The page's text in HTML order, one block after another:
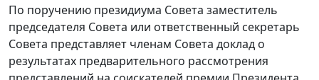
По поручению президиума Совета заместитель
председателя Совета или ответственный секретарь
Совета представляет членам Совета доклад о
результатах предварительного рассмотрения